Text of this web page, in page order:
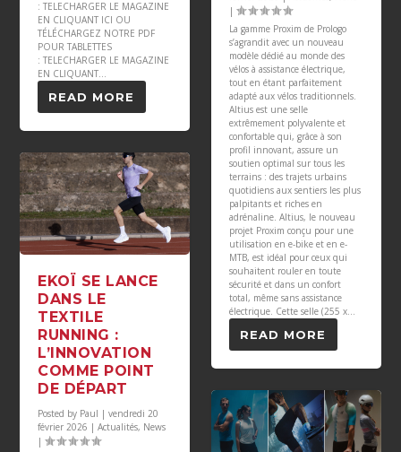
: TELECHARGER LE MAGAZINE
EN CLIQUANT ICI OU
TÉLÉCHARGEZ NOTRE PDF
POUR TABLETTES
: TELECHARGER LE MAGAZINE
EN CLIQUANT...
READ MORE
EKOÏ SE LANCE
DANS LE
TEXTILE
RUNNING :
L’INNOVATION
COMME POINT
DE DÉPART
Posted by Paul |vendredi 20
février 2026 |Actualités, News
|
|
La gamme Proxim de Prologo
s’agrandit avec un nouveau
modèle dédié au monde des
vélos à assistance électrique,
tout en étant parfaitement
adapté aux vélos traditionnels.
Altius est une selle
extrêmement polyvalente et
confortable qui, grâce à son
profil innovant, assure un
soutien optimal sur tous les
terrains : des trajets urbains
quotidiens aux sentiers les plus
palpitants et riches en
adrénaline. Altius, le nouveau
projet Proxim conçu pour une
utilisation en e-bike et en e-
MTB, est idéal pour ceux qui
souhaitent rouler en toute
sécurité et dans un confort
total, même sans assistance
électrique. Cette selle (255 x...
READ MORE